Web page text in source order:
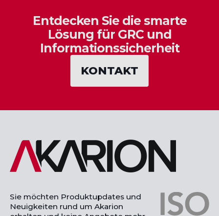
Entdecken Sie die smarte
Lösung für GRC und
Informationssicherheit
KONTAKT
Sie möchten Produktupdates und
Neuigkeiten rund um Akarion